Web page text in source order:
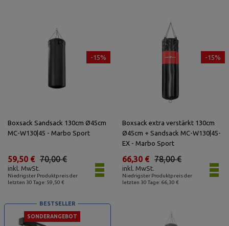
-15%
Boxsack Sandsack 130cm Ø45cm
MC-W130|45 - Marbo Sport
Niedrigster Produktpreis der
letzten 30 Tage: 59,50 €
70,00 €
59,50 €
inkl. MwSt.
-15%
Boxsack extra verstärkt 130cm
Ø45cm + Sandsack MC-W130|45-
EX - Marbo Sport
Niedrigster Produktpreis der
letzten 30 Tage: 66,30 €
78,00 €
66,30 €
inkl. MwSt.
SONDERANGEBOT
BESTSELLER